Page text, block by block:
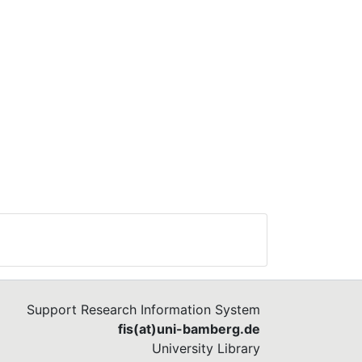
Support Research Information System
fis(at)uni-bamberg.de
University Library